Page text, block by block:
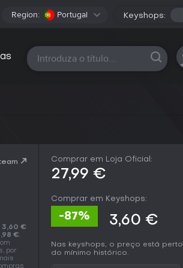
Region: Portugal Keyshops:
Todas as plataformas
3,60 €
€.
por
Comprar em Loja Oficial:
27,99 €
Comprar em Keyshops:
-87% 3,60 €
Nas keyshops, o preço está perto
do mínimo histórico.